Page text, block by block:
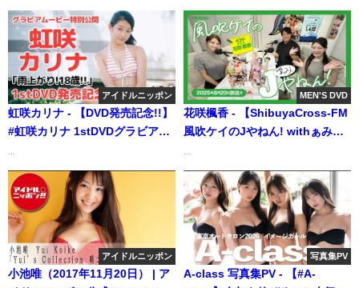
【GRAVURE】 (Jul 17, 2025) |
Channel MNKさんより
アイドルニッポン
虹咲カリナ - 【DVD発売記念!!】
#虹咲カリナ 1stDVDグラビアム
2026) | アイドルニッポン公式
YouTubeチャンネルさんより
...
MEN'S DVD
花咲楓香 - 【ShibuyaCross-FM
風吹ケイのJやねん! withぁみ】
＃ぁみ 第3回ゲスト #花咲楓香
(Aug 21, 2025) | MEN'S DVD
Channelさんより
...
アイドルニッポン
小池唯（2017年11月20日） | ア
写真集PV
A-class 写真集PV - 【#A-